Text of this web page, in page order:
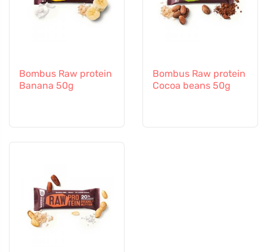
Bombus Raw protein
Banana 50g
Bombus Raw protein
Cocoa beans 50g